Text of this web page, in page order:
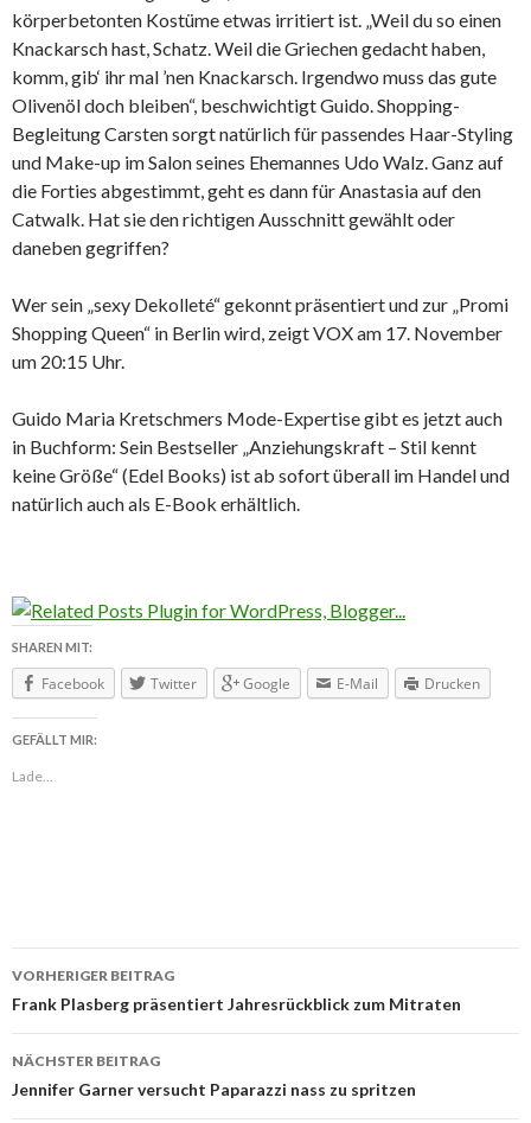
körperbetonten Kostüme etwas irritiert ist. „Weil du so einen
Knackarsch hast, Schatz. Weil die Griechen gedacht haben,
komm, gib‘ ihr mal ’nen Knackarsch. Irgendwo muss das gute
Olivenöl doch bleiben“, beschwichtigt Guido. Shopping-
Begleitung Carsten sorgt natürlich für passendes Haar-Styling
und Make-up im Salon seines Ehemannes Udo Walz. Ganz auf
die Forties abgestimmt, geht es dann für Anastasia auf den
Catwalk. Hat sie den richtigen Ausschnitt gewählt oder
daneben gegriffen?
Wer sein „sexy Dekolleté“ gekonnt präsentiert und zur „Promi
Shopping Queen“ in Berlin wird, zeigt VOX am 17. November
um 20:15 Uhr.
Guido Maria Kretschmers Mode-Expertise gibt es jetzt auch
in Buchform: Sein Bestseller „Anziehungskraft – Stil kennt
keine Größe“ (Edel Books) ist ab sofort überall im Handelund
natürlich auch als E-Book erhältlich.
SHAREN MIT:
Facebook Twitter Google E-Mail Drucken
GEFÄLLT MIR:
Lade...
Beitragsnavigation
VORHERIGER BEITRAG
Frank Plasberg präsentiert Jahresrückblick zum Mitraten
NÄCHSTER BEITRAG
Jennifer Garner versucht Paparazzi nass zu spritzen